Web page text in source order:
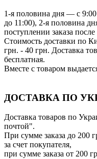
1-я половина дня — с 9:00
до 11:00), 2-я половина
поступлении заказа после
Стоимость доставки по
грн. - 40 грн. Доставка
бесплатная.
Вместе с товаром
ДОСТАВКА ПО
Доставка товаров по
почтой".
При сумме заказа до 200
за счет покупателя,
при сумме заказа от 200